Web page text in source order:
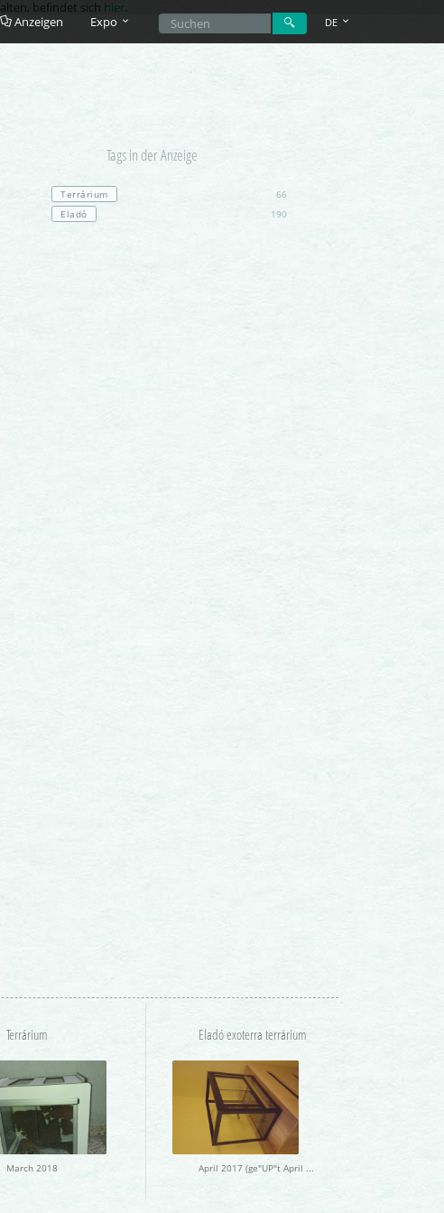
befindet sich hier.
Anzeigen Expo DE
Tags in der Anzeige
Terrárium
66
Eladó
190
Terrárium
March 2018
Eladó exoterra terrárium
April 2017 (ge"UP"t April 2017)